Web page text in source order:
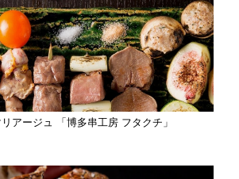
アージュ 「博多串工房 フタクチ」